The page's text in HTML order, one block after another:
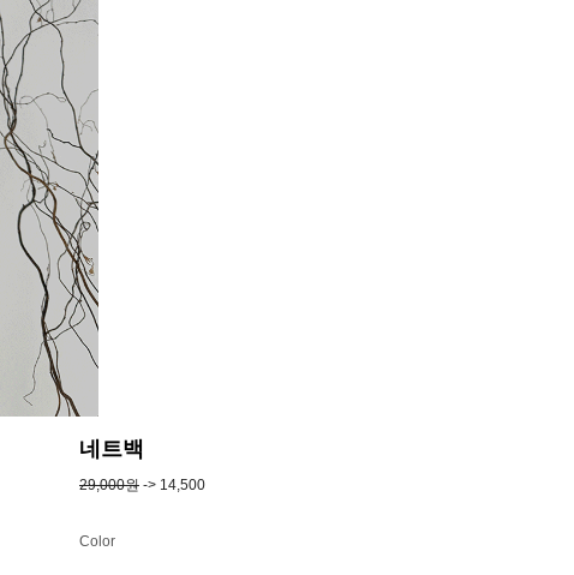
네트백
29,000원 -> 14,500
Color